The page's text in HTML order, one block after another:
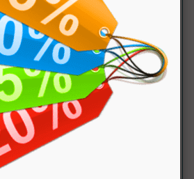
Vitamina B12
Why Nature
a base di Vitamina B12. Alto
energetico. Prod...